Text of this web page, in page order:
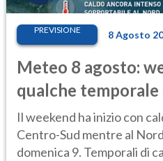
PREVISIONE 8 Agosto
Meteo 8 agosto:
qualche temporale
al Centro-Sud
Il weekend ha inizio con
Centro-Sud mentre al
domenica 9. Temporali di